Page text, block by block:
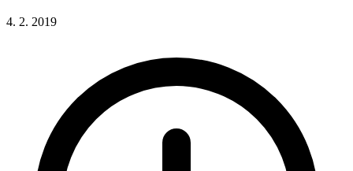
4. 2. 2019